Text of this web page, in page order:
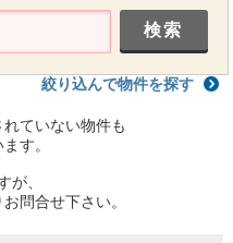
絞り込んで物件を探す
ていない物件も
す。
が、
問合せ下さい。